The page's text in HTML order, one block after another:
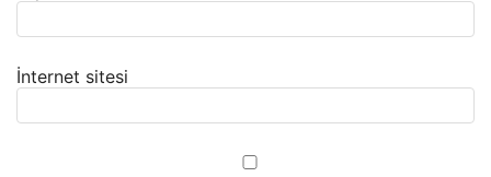
İnternet sitesi